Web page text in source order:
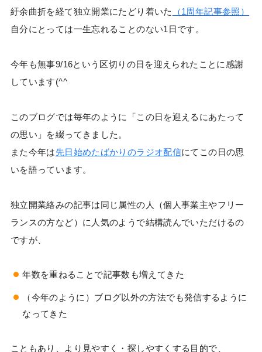
紆余曲折を経て独立開業にたどり着いた
（1周年記事参照）
自分にとっては一生忘れることのない1日です。
今年も無事9/16という区切りの日を迎えられたことに感謝
しています(^^
このブログでは毎年のように「この日を迎えるにあたって
の思い」を綴ってきました。
また今年は先日始めたばかりのラジオ配信にてこの日の思
いを語っています。
独立開業絡みの記事は同じ属性の人（個人事業主やフリー
ランスの方など）に人気のようで結構読んでいただけるの
ですが、
年数を重ねることで記事数も増えてきた
（今年のように）ブログ以外の方法でも発信するように
なってきた
こともあり、より見やすく・探しやすくする目的で、